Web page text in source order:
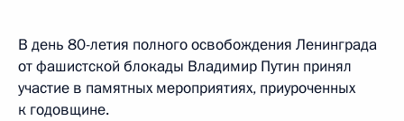
В день 80-летия полного освобождения Ленинграда
от фашистской блокады Владимир Путин принял
участие в памятных мероприятиях, приуроченных
к годовщине.